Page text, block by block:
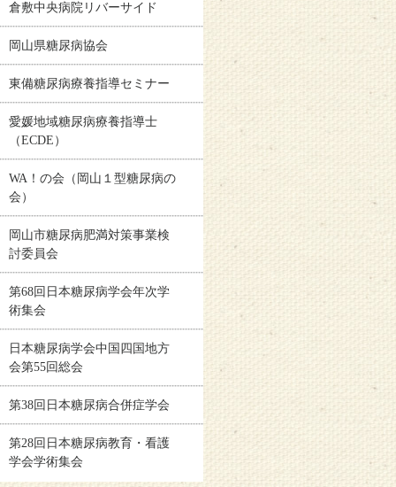
倉敷中央病院リバーサイド
岡山県糖尿病協会
東備糖尿病療養指導セミナー
愛媛地域糖尿病療養指導士
（ECDE）
WA！の会（岡山１型糖尿病の
会）
岡山市糖尿病肥満対策事業検
討委員会
第68回日本糖尿病学会年次学
術集会
日本糖尿病学会中国四国地方
会第55回総会
第38回日本糖尿病合併症学会
第28回日本糖尿病教育・看護
学会学術集会